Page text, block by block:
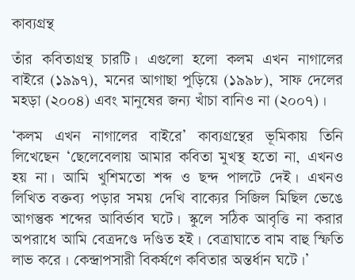
কাব্যগ্রন্থ
তাঁর কবিতাগ্রন্থ চারটি। এগুলো হলো কলম এখন নাগালের
বাইরে (১৯৯৭), মনের আগাছা পুড়িয়ে (১৯৯৮), সাফ দেলের
মহড়া (২০০৪) এবং মানুষের জন্য খাঁচা বানিও না (২০০৭)।
‘কলম এখন নাগালের বাইরে’ কাব্যগ্রন্থের ভূমিকায় তিনি
লিখেছেন ‘ছেলেবেলায় আমার কবিতা মুখস্থ হতো না, এখনও
হয় না। আমি খুশিমতো শব্দ ও ছন্দ পালটে দেই। এখনও
লিখিত বক্তব্য পড়ার সময় দেখি বাক্যের সিজিল মিছিল ভেঙে
আগন্তুক শব্দের আবির্ভাব ঘটে। স্কুলে সঠিক আবৃত্তি না করার
অপরাধে আমি বেত্রদণ্ডে দণ্ডিত হই। বেত্রাঘাতে বাম বাহু স্ফিতি
লাভ করে। কেন্দ্রাপসারী বিকর্ষণে কবিতার অন্তর্ধান ঘটে।’